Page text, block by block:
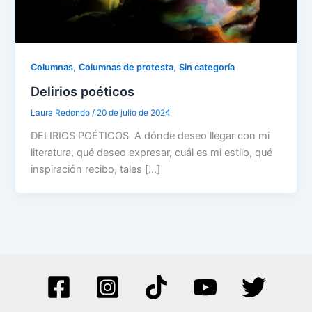
Columnas,Columnas de protesta,Sin categoría
Delirios poéticos
Laura Redondo/ 20 de julio de 2024
DELIRIOS POÉTICOS A dónde deseo llegar con mi
literatura, qué deseo expresar, cuál es mi estilo, qué
inspiración recibo, tales […]